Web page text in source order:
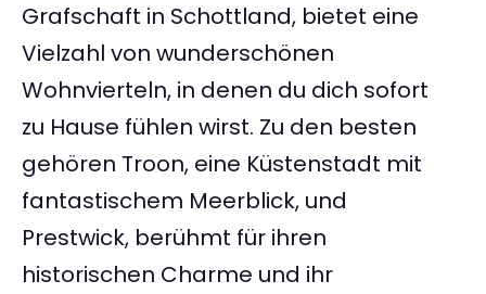
Grafschaft in Schottland, bietet eine
Vielzahl von wunderschönen
Wohnvierteln, in denen du dich sofort
zu Hause fühlen wirst. Zu den besten
gehören Troon, eine Küstenstadt mit
fantastischem Meerblick, und
Prestwick, berühmt für ihren
historischen Charme und ihr